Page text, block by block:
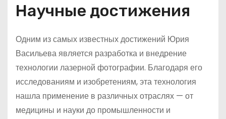
Научные достижения
Одним из самых известных достижений Юрия
Васильева является разработка и внедрение
технологии лазерной фотографии. Благодаря его
исследованиям и изобретениям, эта технология
нашла применение в различных отраслях — от
медицины и науки до промышленности и